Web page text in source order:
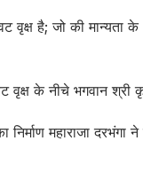
वृक्ष है; जो की मान्यता
वृक्ष के नीचे भगवान श्री
निर्माण महाराजा